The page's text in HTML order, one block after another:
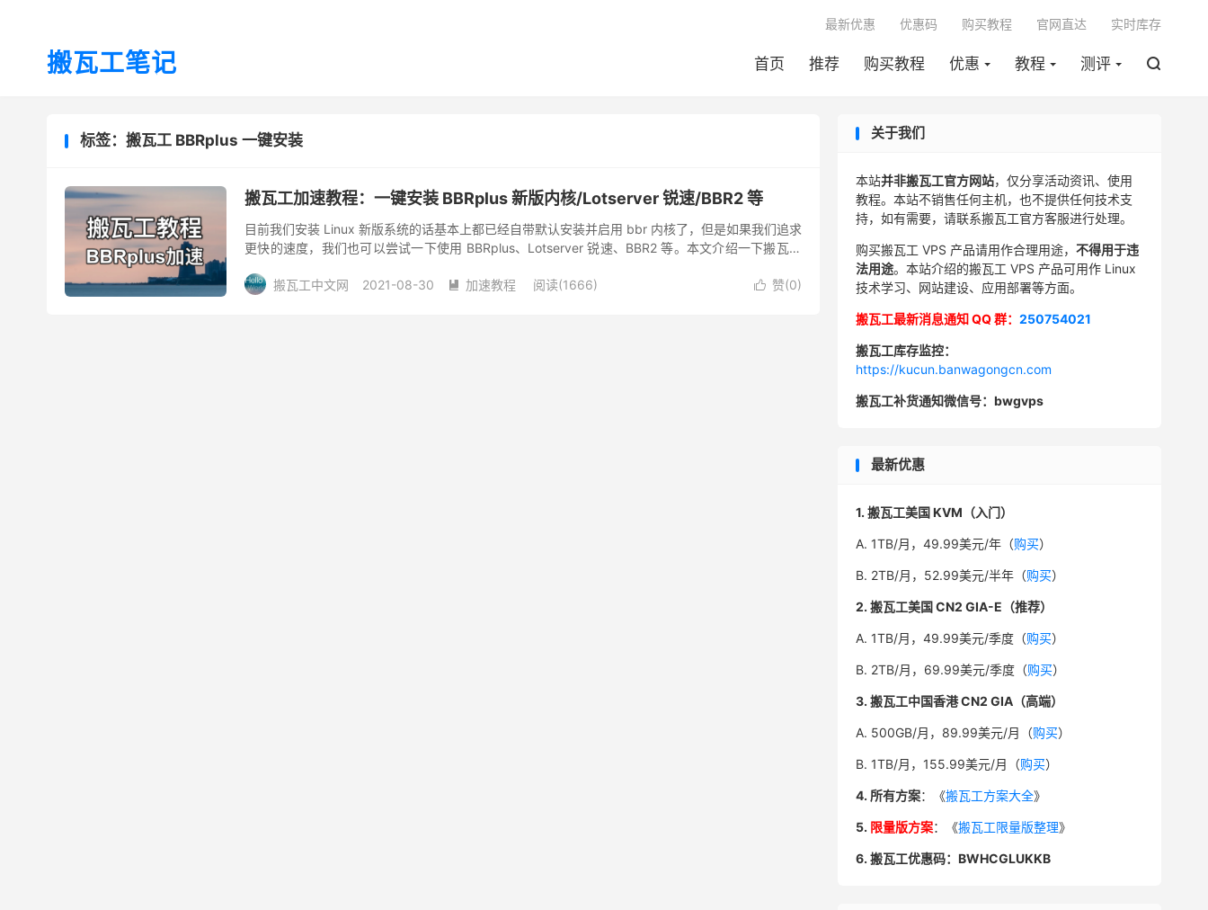
搬瓦工笔记 首页 推荐 购买教程 优惠 教程 测评 
最新优惠 优惠码 购买教程 官网直达 实时库存
标签：搬瓦工 BBRplus 一键安装
搬瓦工加速教程：一键安装 BBRplus 新版内核/Lotserver 锐速/BBR2 等
目前我们安装 Linux 新版系统的话基本上都已经自带默认安装并启用 bbr 内核了，但是如果我们追求
更快的速度，我们也可以尝试一下使用 BBRplus、Lotserver 锐速、BBR2 等。本文介绍一下搬瓦工
搬瓦工中文网
2021-08-30  加速教程 阅读(1666)  赞(0)
关于我们
本站并非搬瓦工官方网站，仅分享活动资讯、使用
教程。本站不销售任何主机，也不提供任何技术支
持，如有需要，请联系搬瓦工官方客服进行处理。
购买搬瓦工 VPS 产品请用作合理用途， 不得用于违
法用途。本站介绍的搬瓦工 VPS 产品可用作 Linux
技术学习、网站建设、应用部署等方面。
搬瓦工最新消息通知 QQ 群： 250754021
搬瓦工库存监控：
https://kucun.banwagongcn.com
搬瓦工补货通知微信号：bwgvps
最新优惠
1. 搬瓦工美国 KVM（入门）
A. 1TB/月，49.99美元/年（购买）
B. 2TB/月，52.99美元/半年（购买）
2. 搬瓦工美国 CN2 GIA-E（推荐）
A. 1TB/月，49.99美元/季度（购买）
B. 2TB/月，69.99美元/季度（购买）
3. 搬瓦工中国香港 CN2 GIA（高端）
A. 500GB/月，89.99美元/月（购买）
B. 1TB/月，155.99美元/月（购买）
4. 所有方案：《搬瓦工方案大全》
5. 限量版方案：《搬瓦工限量版整理》
6. 搬瓦工优惠码：BWHCGLUKKB